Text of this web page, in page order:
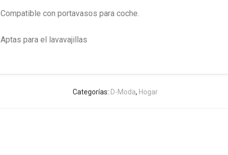
Compatible con portavasos para coche.
Aptas para el lavavajillas
Categorías: D-Moda, Hogar